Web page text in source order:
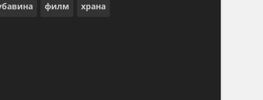
филм храна